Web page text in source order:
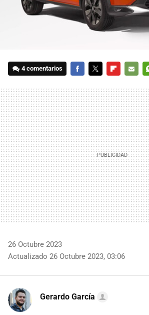
4 comentarios
MAIL
26 Octubre 2023
Actualizado 26 Octubre 2023, 03:06
Gerardo García